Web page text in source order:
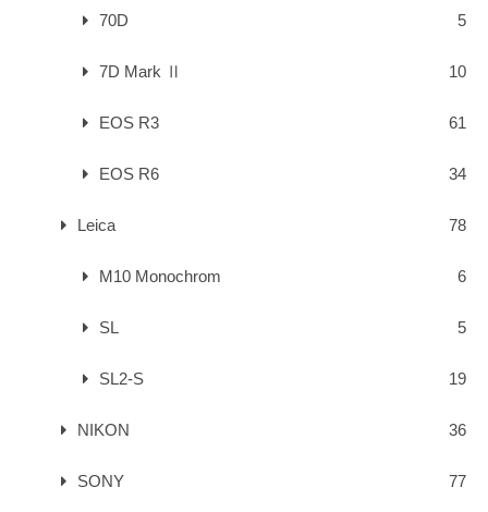
70D 5
7D Mark Ⅱ 10
EOS R3 61
EOS R6 34
Leica 78
M10 Monochrom 6
SL 5
SL2-S 19
NIKON 36
SONY 77